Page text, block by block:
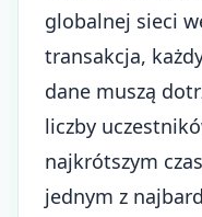
globalnej sieci
transakcja,
dane muszą
liczby
najkrótszym
jednym z